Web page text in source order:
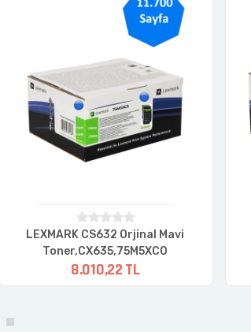
LEXMARK CS632 Orjinal Mavi
Toner,CX635,75M5XC0
8.010,22 TL